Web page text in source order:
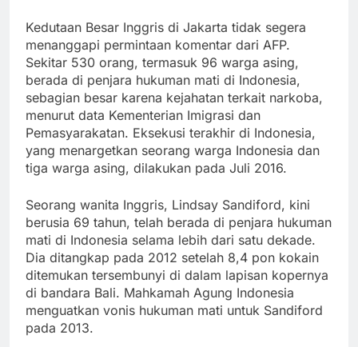
Kedutaan Besar Inggris di Jakarta tidak segera
menanggapi permintaan komentar dari AFP.
Sekitar 530 orang, termasuk 96 warga asing,
berada di penjara hukuman mati di Indonesia,
sebagian besar karena kejahatan terkait narkoba,
menurut data Kementerian Imigrasi dan
Pemasyarakatan. Eksekusi terakhir di Indonesia,
yang menargetkan seorang warga Indonesia dan
tiga warga asing, dilakukan pada Juli 2016.
Seorang wanita Inggris, Lindsay Sandiford, kini
berusia 69 tahun, telah berada di penjara hukuman
mati di Indonesia selama lebih dari satu dekade.
Dia ditangkap pada 2012 setelah 8,4 pon kokain
ditemukan tersembunyi di dalam lapisan kopernya
di bandara Bali. Mahkamah Agung Indonesia
menguatkan vonis hukuman mati untuk Sandiford
pada 2013.